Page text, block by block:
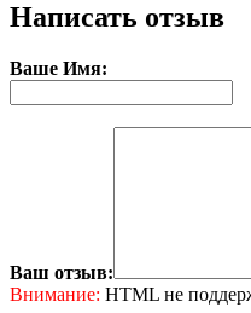
Написать отзыв
Ваше Имя:
Ваш отзыв:
Внимание: HTML не